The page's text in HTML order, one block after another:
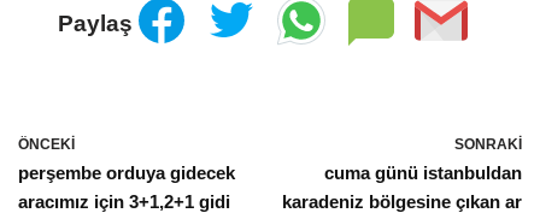
Paylaş
ÖNCEKI
perşembe orduya gidecek
aracımız için 3+1,2+1 gidi
SONRAKI
cuma günü istanbuldan
karadeniz bölgesine çıkan ar